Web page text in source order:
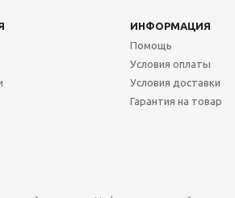
ИНФОРМАЦИЯ
Помощь
Условия оплаты
Условия доставки
Гарантия на товар